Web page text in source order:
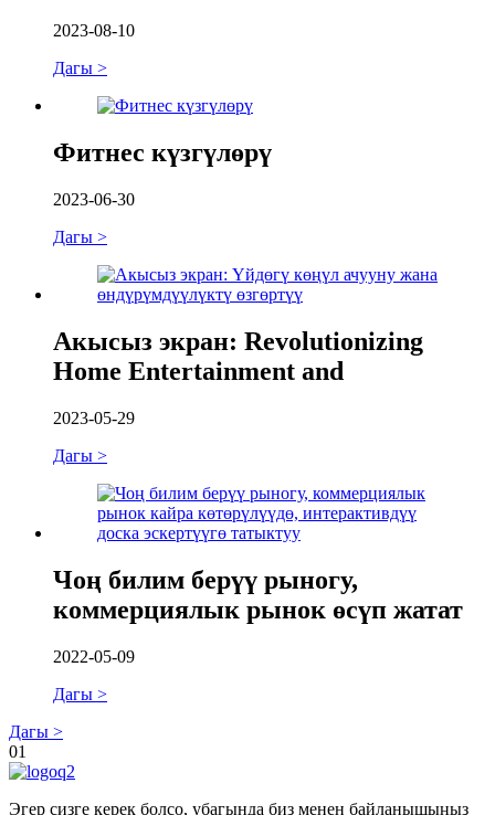
2023-08-10
Дагы >
Фитнес күзгүлөрү
2023-06-30
Дагы >
Акысыз экран: Revolutionizing
Home Entertainment and
2023-05-29
Дагы >
Чоң билим берүү рыногу,
коммерциялык рынок өсүп жатат
2022-05-09
Дагы >
Дагы >
01
Эгер сизге керек болсо, убагында биз менен байланышыңыз